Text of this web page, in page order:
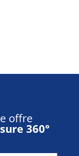
offre
360°